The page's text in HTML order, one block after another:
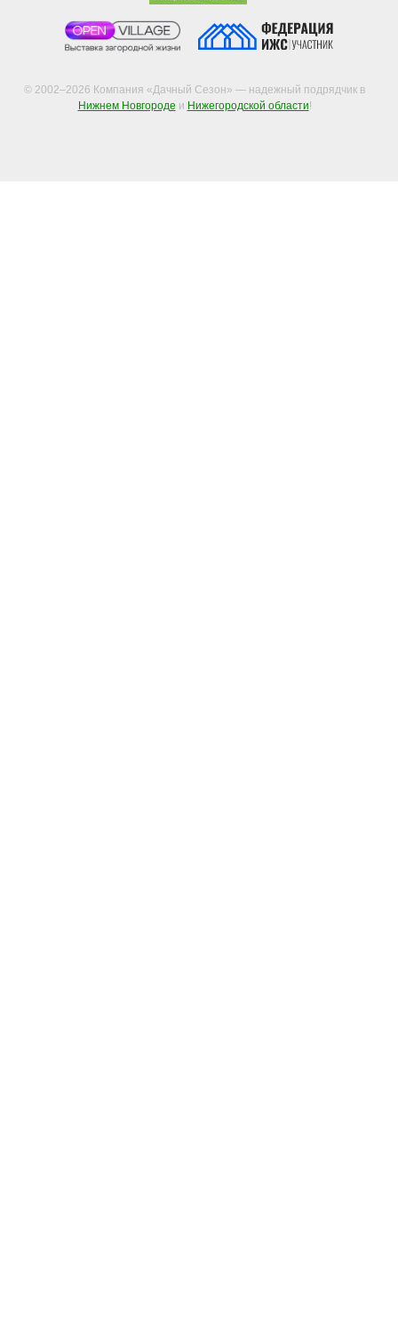
© 2002–2026 Компания «Дачный Сезон» — надежный подрядчик в
Нижнем Новгороде и Нижегородской области!